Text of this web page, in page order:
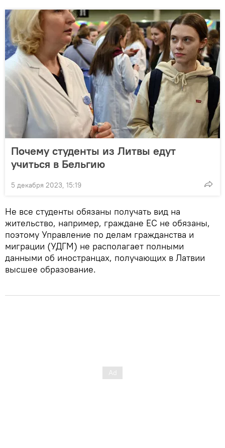
Почему студенты из Литвы едут
учиться в Бельгию
5 декабря 2023, 15:19
Не все студенты обязаны получать вид на
жительство, например, граждане ЕС не обязаны,
поэтому Управление по делам гражданства и
миграции (УДГМ) не располагает полными
данными об иностранцах, получающих в Латвии
высшее образование.